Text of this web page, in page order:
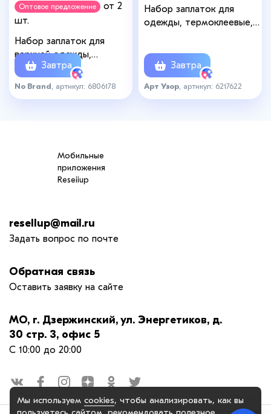
Оптовое предложение
от 2
шт.
Набор заплаток для
верхней одежды,
клеевые, лист 10×18 см,
10 шт., чёрный
Завтра
No Brand , артикул: 6806178
Набор заплаток для
одежды, термоклеевые, 7
Завтра
Арт Узор , артикул: 6217622
Мобильные
приложения
Reseiiup
resellup@mail.ru
Задать вопрос по почте
Обратная связь
Оставить заявку на сайте
МО, г. Дзержинский, ул. Энергетиков, д.
30 стр. 3, офис 5
С 10:00 до 20:00
Мы используем cookies, чтобы анализировать, как вы